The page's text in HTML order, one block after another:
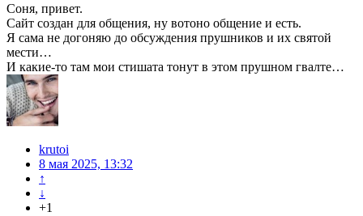
Соня, привет.
Сайт создан для общения, ну вотоно общение и есть.
Я сама не догоняю до обсуждения прушников и их святой
мести…
И какие-то там мои стишата тонут в этом прушном гвалте…
krutoi
8 мая 2025, 13:32
↑
↓
+1